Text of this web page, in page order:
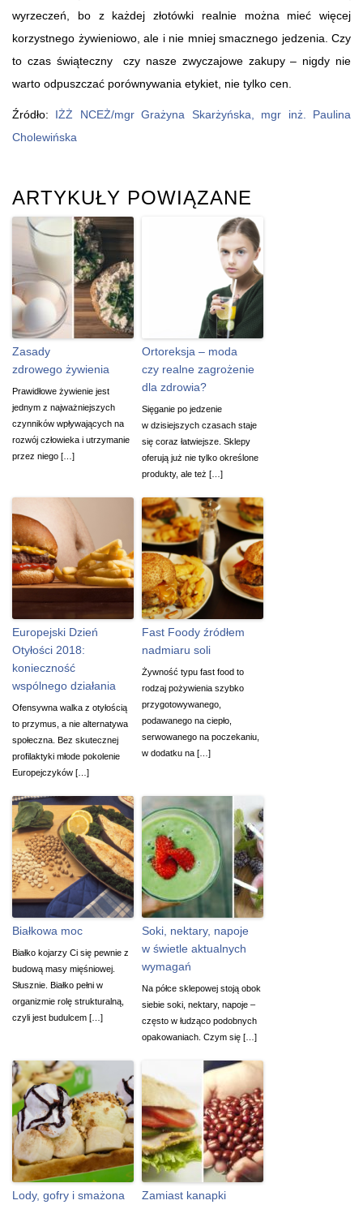
wyrzeczeń, bo z każdej złotówki realnie można mieć więcej
korzystnego żywieniowo, ale i nie mniej smacznego jedzenia. Czy
to czas świąteczny czy nasze zwyczajowe zakupy – nigdy nie
warto odpuszczać porównywania etykiet, nie tylko cen.
Źródło: IŻŻ NCEŻ/mgr Grażyna Skarżyńska, mgr inż. Paulina
Cholewińska
ARTYKUŁY POWIĄZANE
Zasady
zdrowego żywienia
Prawidłowe żywienie jest
jednym z najważniejszych
czynników wpływających na
rozwój człowieka i utrzymanie
przez niego […]
Ortoreksja – moda
czy realne zagrożenie
dla zdrowia?
Sięganie po jedzenie
w dzisiejszych czasach staje
się coraz łatwiejsze. Sklepy
oferują już nie tylko określone
produkty, ale też […]
Europejski Dzień
Otyłości 2018:
konieczność
wspólnego działania
Ofensywna walka z otyłością
to przymus, a nie alternatywa
społeczna. Bez skutecznej
profilaktyki młode pokolenie
Europejczyków […]
Fast Foody źródłem
nadmiaru soli
Żywność typu fast food to
rodzaj pożywienia szybko
przygotowywanego,
podawanego na ciepło,
serwowanego na poczekaniu,
w dodatku na […]
Białkowa moc
Białko kojarzy Ci się pewnie z
budową masy mięśniowej.
Słusznie. Białko pełni w
organizmie rolę strukturalną,
czyli jest budulcem […]
Soki, nektary, napoje
w świetle aktualnych
wymagań
Na półce sklepowej stoją obok
siebie soki, nektary, napoje –
często w łudząco podobnych
opakowaniach. Czym się […]
Lody, gofry i smażona
Zamiast kanapki